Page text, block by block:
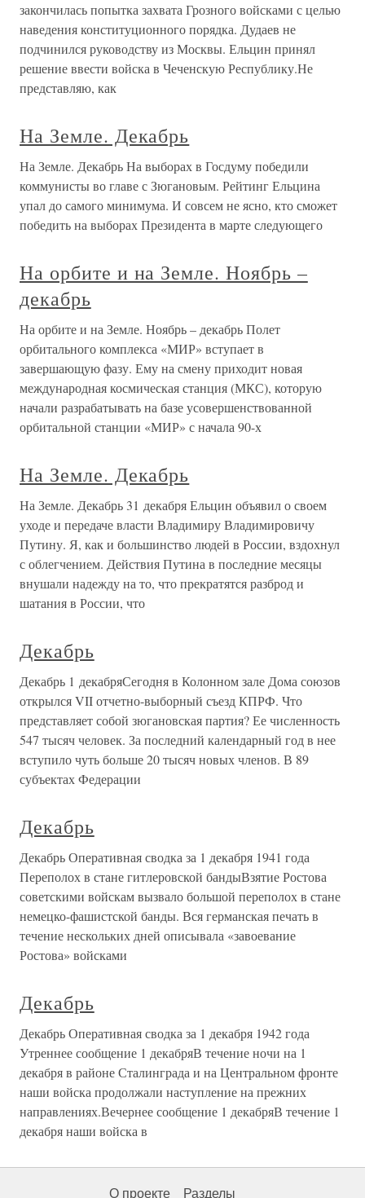
закончилась попытка захвата Грозного войсками с целью
наведения конституционного порядка. Дудаев не
подчинился руководству из Москвы. Ельцин принял
решение ввести войска в Чеченскую Республику.Не
представляю, как
На Земле. Декабрь
На Земле. Декабрь На выборах в Госдуму победили
коммунисты во главе с Зюгановым. Рейтинг Ельцина
упал до самого минимума. И совсем не ясно, кто сможет
победить на выборах Президента в марте следующего
На орбите и на Земле. Ноябрь –
декабрь
На орбите и на Земле. Ноябрь – декабрь Полет
орбитального комплекса «МИР» вступает в
завершающую фазу. Ему на смену приходит новая
международная космическая станция (МКС), которую
начали разрабатывать на базе усовершенствованной
орбитальной станции «МИР» с начала 90-х
На Земле. Декабрь
На Земле. Декабрь 31 декабря Ельцин объявил о своем
уходе и передаче власти Владимиру Владимировичу
Путину. Я, как и большинство людей в России, вздохнул
с облегчением. Действия Путина в последние месяцы
внушали надежду на то, что прекратятся разброд и
шатания в России, что
Декабрь
Декабрь 1 декабряСегодня в Колонном зале Дома союзов
открылся VII отчетно-выборный съезд КПРФ. Что
представляет собой зюгановская партия? Ее численность
547 тысяч человек. За последний календарный год в нее
вступило чуть больше 20 тысяч новых членов. В 89
субъектах Федерации
Декабрь
Декабрь Оперативная сводка за 1 декабря 1941 года
Переполох в стане гитлеровской бандыВзятие Ростова
советскими войскам вызвало большой переполох в стане
немецко-фашистской банды. Вся германская печать в
течение нескольких дней описывала «завоевание
Ростова» войсками
Декабрь
Декабрь Оперативная сводка за 1 декабря 1942 года
Утреннее сообщение 1 декабряВ течение ночи на 1
декабря в районе Сталинграда и на Центральном фронте
наши войска продолжали наступление на прежних
направлениях.Вечернее сообщение 1 декабряВ течение 1
декабря наши войска в
О проекте Разделы